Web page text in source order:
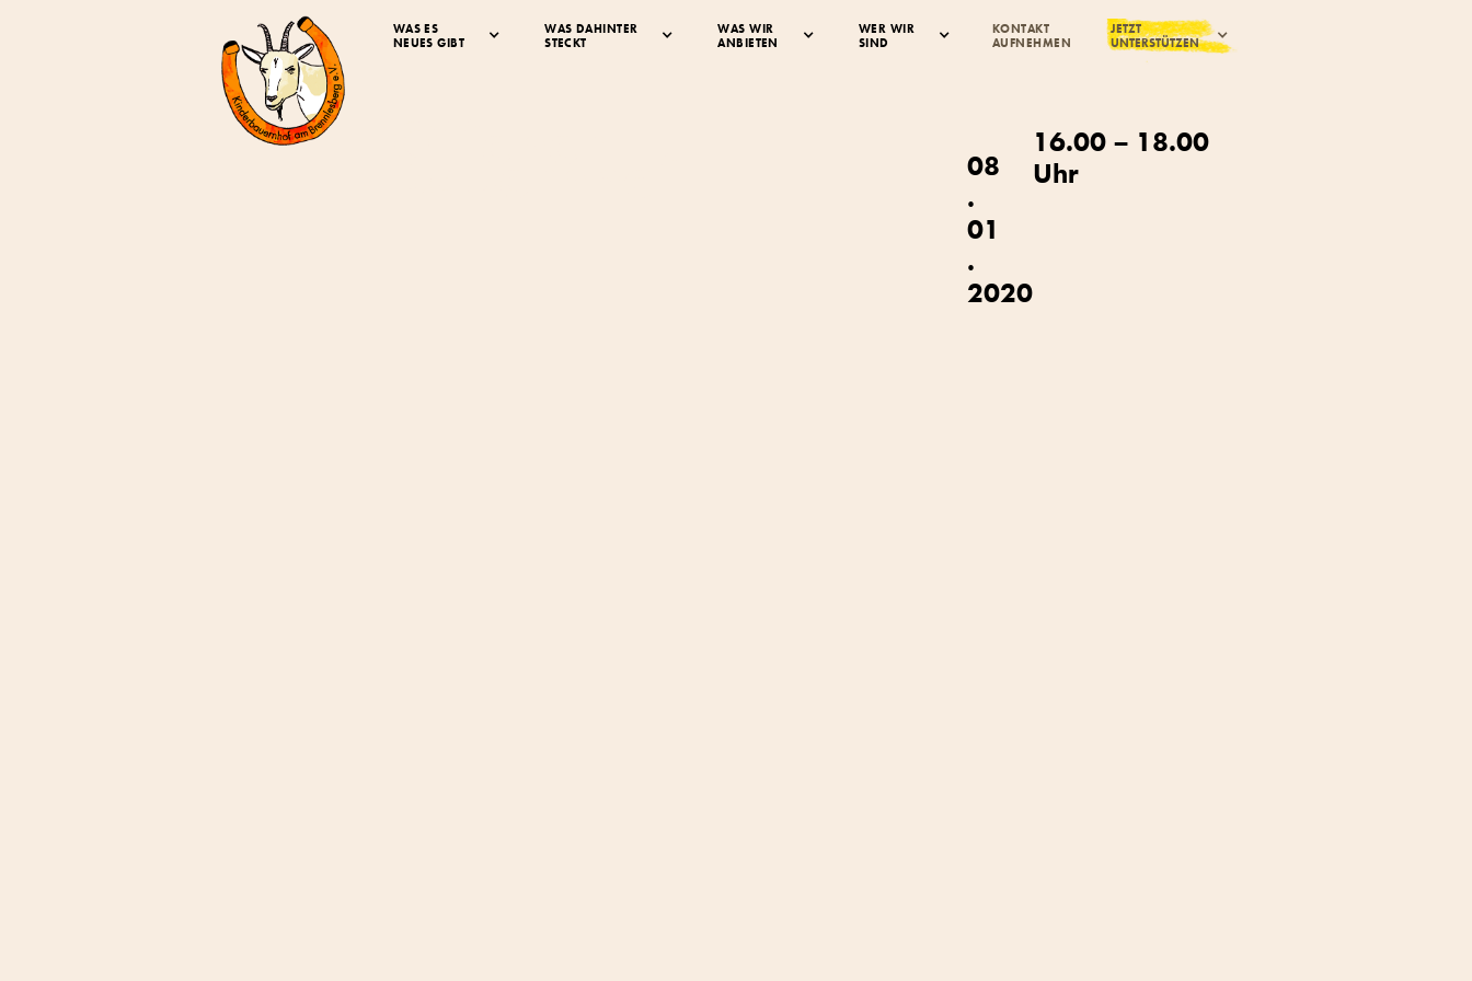
WAS ES
NEUES GIBT
WAS DAHINTER
STECKT
WAS WIR
ANBIETEN
WER WIR
SIND
KONTAKT
AUFNEHMEN
JETZT
UNTERSTÜTZEN
08
.
01
.
2020
16.00 – 18.00
Uhr